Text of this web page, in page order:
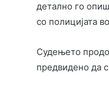
детално го
со полицијата
Судењето
предвидено да